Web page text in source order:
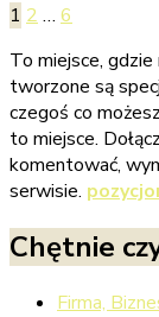
wpisów
Strona
1 Strona
2 … Strona
6
To miejsce,
tworzone są
czegoś co
to miejsce.
komentować,
serwisie.
Chętnie
Firma,